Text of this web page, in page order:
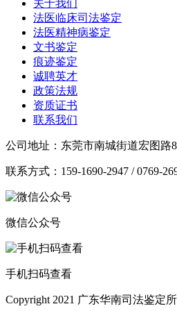
关于我们
法医临床司法鉴定
法医精神病鉴定
文书鉴定
痕迹鉴定
诚聘英才
政策法规
资质证书
联系我们
公司地址：东莞市南城街道宏图路
联系方式：159-1690-2947 / 0769-
微信公众号
手机扫码查看
Copyright 2021 广东华南司法鉴定